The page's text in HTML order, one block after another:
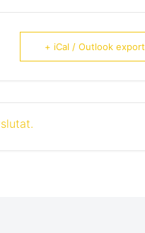
+ iCal / Outlook export